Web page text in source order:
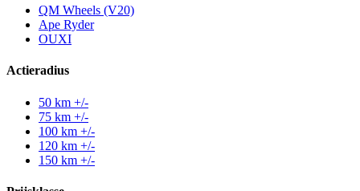
QM Wheels (V20)
Ape Ryder
OUXI
Actieradius
50 km +/-
75 km +/-
100 km +/-
120 km +/-
150 km +/-